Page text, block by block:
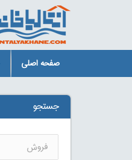
صفحه اصلی
جستجو